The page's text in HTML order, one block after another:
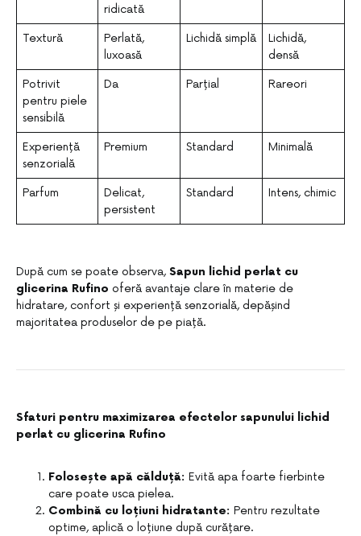
ridicată
Textură
Perlată,
luxoasă
Lichidă simplă
Lichidă,
densă
Potrivit
pentru piele
sensibilă
Da Parțial Rareori
Experiență
senzorială
Premium Standard Minimală
Parfum
Delicat,
persistent
Standard Intens, chimic
După cum se poate observa, Sapun lichid perlat cu
glicerina Rufino oferă avantaje clare în materie de
hidratare, confort și experiență senzorială, depășind
majoritatea produselor de pe piață.
Sfaturi pentru maximizarea efectelor sapunului lichid
perlat cu glicerina Rufino
Folosește apă călduță: Evită apa foarte fierbinte
care poate usca pielea.
Combină cu loțiuni hidratante: Pentru rezultate
optime, aplică o loțiune după curățare.